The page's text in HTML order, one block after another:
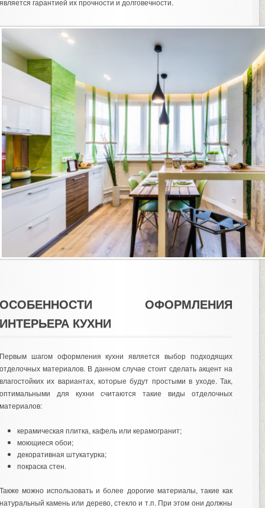
гарантией их прочности и долговечности.
ОФОРМЛЕНИЯ
КУХНИ
шагом оформления кухни является выбор подходящих
материалов. В данном случае стоит сделать акцент на
их вариантах, которые будут простыми в уходе. Так,
для кухни считаются такие виды отделочных
керамическая плитка, кафель или керамогранит;
моющиеся обои;
декоративная штукатурка;
покраска стен.
можно использовать и более дорогие материалы, такие как
камень или дерево, стекло и т.п. При этом они должны